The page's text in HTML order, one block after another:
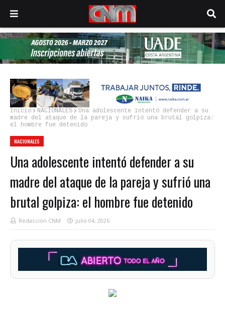
Inicio NACIONALES
Una adolescente intentó defender a su
madre del ataque de la pareja y sufrió una brutal golpiza:
el hombre fue detenido
NACIONALES
Una adolescente intentó defender a su
madre del ataque de la pareja y sufrió una
brutal golpiza: el hombre fue detenido
Redacción CNM julio 04, 2026